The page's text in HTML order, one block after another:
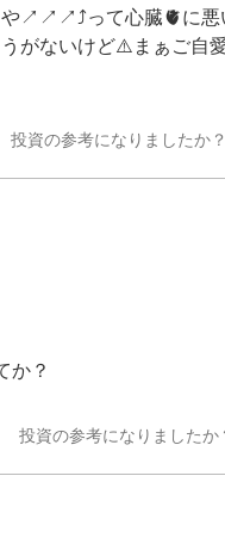
↗️↗️↗️⤴️って心臓🫀に悪
がないけど⚠️まぁご自
投資の参考になりましたか？
か？
投資の参考になりましたか